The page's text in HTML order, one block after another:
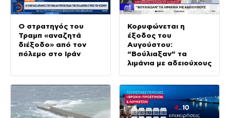
Ο στρατηγός του
Τραμπ «αναζητά
διέξοδο» από τον
πόλεμο στο Ιράν
Κορυφώνεται η
έξοδος του
Αυγούστου:
“Βούλιαξαν” τα
λιμάνια με αδειούχους